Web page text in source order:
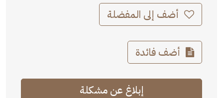
أضف إلى المفضلة
أضف فائدة
إبلاغ عن مشكلة